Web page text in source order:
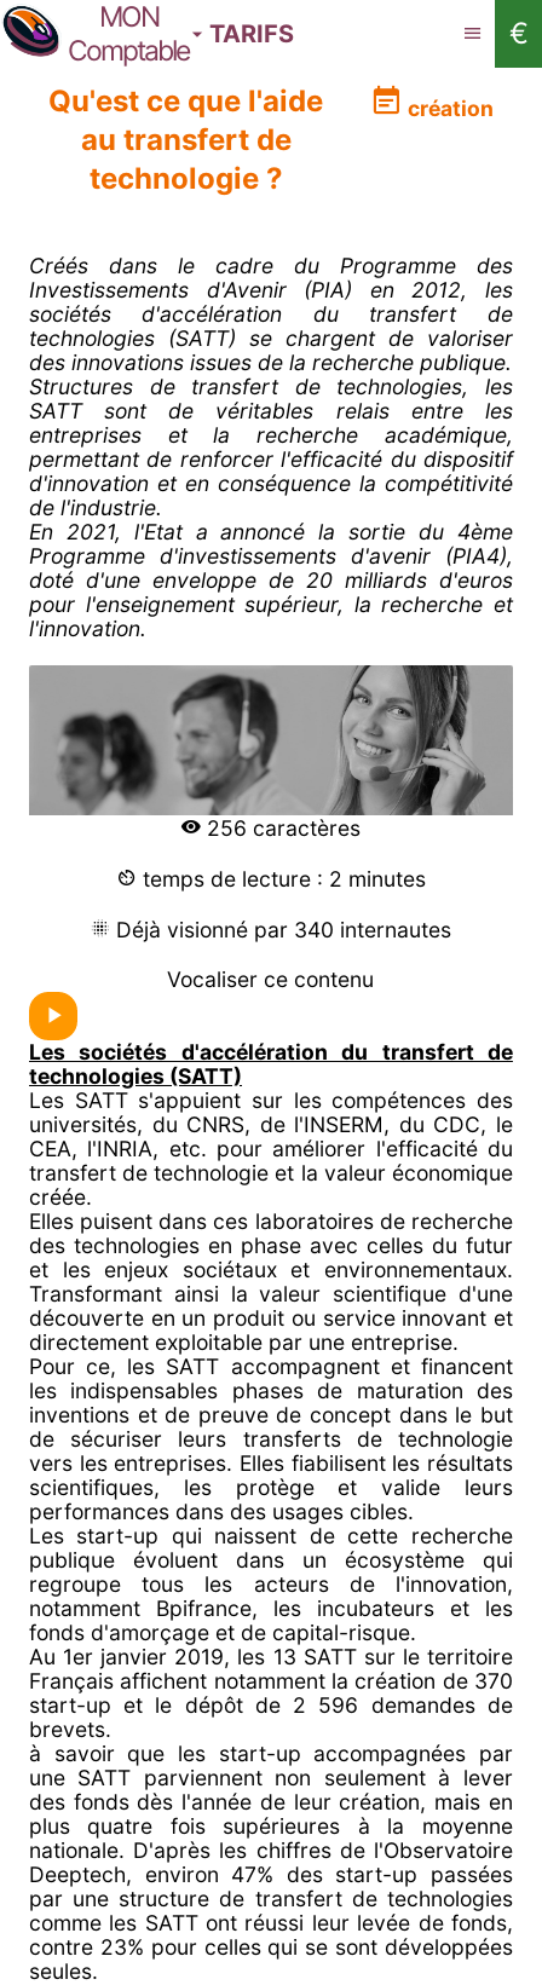
MON
Comptable
TARIFS
€
Qu'est ce que l'aide
au transfert de
technologie ?
création
Créés dans le cadre du Programme des
Investissements d'Avenir (PIA) en 2012, les
sociétés d'accélération du transfert de
technologies (SATT) se chargent de valoriser
des innovations issues de la recherche publique.
Structures de transfert de technologies, les
SATT sont de véritables relais entre les
entreprises et la recherche académique,
permettant de renforcer l'efficacité du dispositif
d'innovation et en conséquence la compétitivité
de l'industrie.
En 2021, l'Etat a annoncé la sortie du 4ème
Programme d'investissements d'avenir (PIA4),
doté d'une enveloppe de 20 milliards d'euros
pour l'enseignement supérieur, la recherche et
l'innovation.
256 caractères
temps de lecture : 2 minutes
Déjà visionné par 340 internautes
Vocaliser ce contenu
Les sociétés d'accélération du transfert de
technologies (SATT)
Les SATT s'appuient sur les compétences des
universités, du CNRS, de l'INSERM, du CDC, le
CEA, l'INRIA, etc. pour améliorer l'efficacité du
transfert de technologie et la valeur économique
créée.
Elles puisent dans ces laboratoires de recherche
des technologies en phase avec celles du futur
et les enjeux sociétaux et environnementaux.
Transformant ainsi la valeur scientifique d'une
découverte en un produit ou service innovant et
directement exploitable par une entreprise.
Pour ce, les SATT accompagnent et financent
les indispensables phases de maturation des
inventions et de preuve de concept dans le but
de sécuriser leurs transferts de technologie
vers les entreprises. Elles fiabilisent les résultats
scientifiques, les protège et valide leurs
performances dans des usages cibles.
Les start-up qui naissent de cette recherche
publique évoluent dans un écosystème qui
regroupe tous les acteurs de l'innovation,
notamment Bpifrance, les incubateurs et les
fonds d'amorçage et de capital-risque.
Au 1er janvier 2019, les 13 SATT sur le territoire
Français affichent notamment la création de 370
start-up et le dépôt de 2 596 demandes de
brevets.
à savoir que les start-up accompagnées par
une SATT parviennent non seulement à lever
des fonds dès l'année de leur création, mais en
plus quatre fois supérieures à la moyenne
nationale. D'après les chiffres de l'Observatoire
Deeptech, environ 47% des start-up passées
par une structure de transfert de technologies
comme les SATT ont réussi leur levée de fonds,
contre 23% pour celles qui se sont développées
seules.